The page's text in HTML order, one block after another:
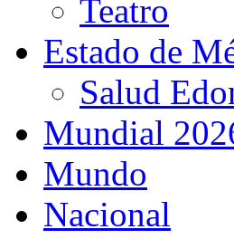
Teatro
Estado de
Salud
Mundial
Mundo
Nacional